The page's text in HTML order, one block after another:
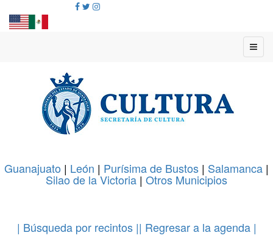
Guanajuato | León | Purísima de Bustos | Salamanca |
Silao de la Victoria | Otros Municipios
| Búsqueda por recintos || Regresar a la agenda |